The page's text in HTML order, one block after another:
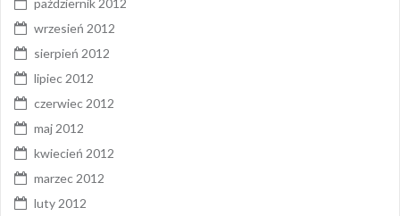
wrzesień 2012
sierpień 2012
lipiec 2012
czerwiec 2012
maj 2012
kwiecień 2012
marzec 2012
luty 2012